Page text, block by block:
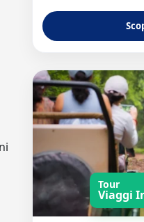
Tour
Viaggi